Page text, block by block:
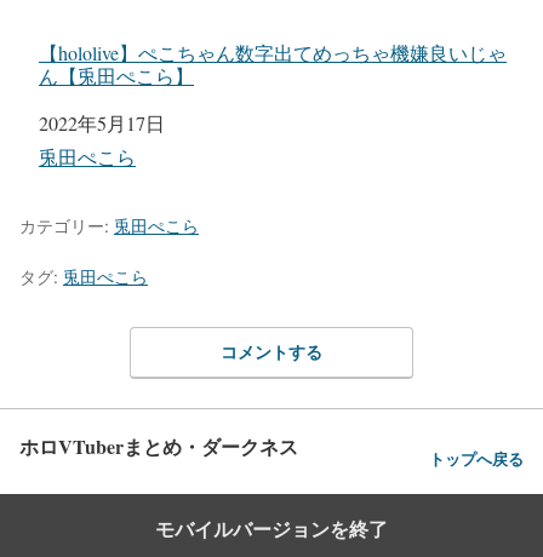
【hololive】ぺこちゃん数字出てめっちゃ機嫌良いじゃ
ん【兎田ぺこら】
日付
2022年5月17日
関連理由
兎田ぺこら
カテゴリー: 兎田ぺこら
タグ: 兎田ぺこら
コメントする
ホロVTuberまとめ・ダークネス トップへ戻る
モバイルバージョンを終了